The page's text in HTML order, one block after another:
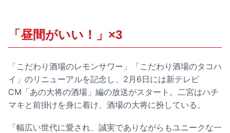
「昼間がいい！」×3
「こだわり酒場のレモンサワー」「こだわり酒場のタコハ
イ」のリニューアルを記念し、2月6日には新テレビ
CM「あの大将の酒場」編の放送がスタート。二宮はハチ
マキと前掛けを身に着け、酒場の大将に扮している。
「幅広い世代に愛され、誠実でありながらもユニークな一